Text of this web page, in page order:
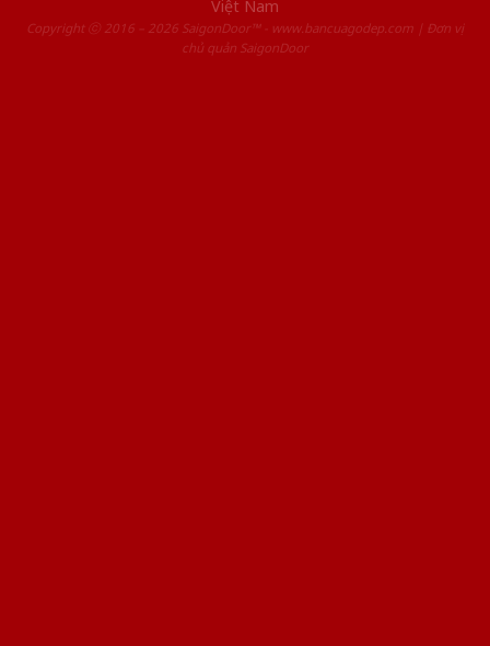
Việt Nam
Copyright ⓒ 2016 – 2026 SaigonDoor™ - www.bancuagodep.com | Đơn vị
chủ quản SaigonDoor